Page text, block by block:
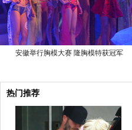
安徽举行胸模大赛 隆胸模特获冠军
热门推荐